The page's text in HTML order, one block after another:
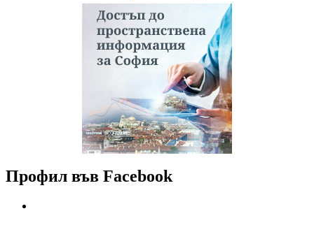
Профил във Facebook